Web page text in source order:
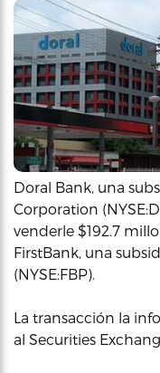
Doral Bank, una
Corporation
venderle $192.7
FirstBank, una
(NYSE:FBP).
La transacción la
al Securities